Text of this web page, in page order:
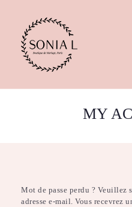
MY
NOTRE
Mot de passe perdu ?
adresse e-mail. Vous recevrez